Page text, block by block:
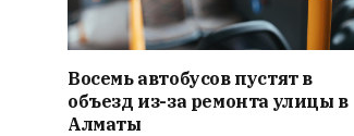
Восемь автобусов пустят в
объезд из-за ремонта улицы в
Алматы